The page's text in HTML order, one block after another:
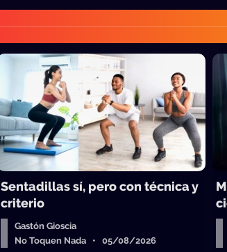
Sentadillas sí, pero con técnica y
criterio
Gastón Gioscia
No Toquen Nada • 05/08/2026